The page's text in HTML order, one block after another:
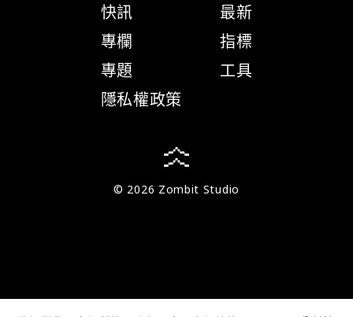
快訊
專欄
專題
隱私權政策
最新
指標
工具
© 2026 Zombit Studio